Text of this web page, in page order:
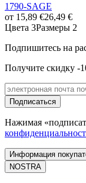
1790-SAGE
от 15,89 €26,49 €
Цвета 3Размеры 2
Подпишитесь на
Получите скидку -
Подписаться
Нажимая
Информация
NOSTRA